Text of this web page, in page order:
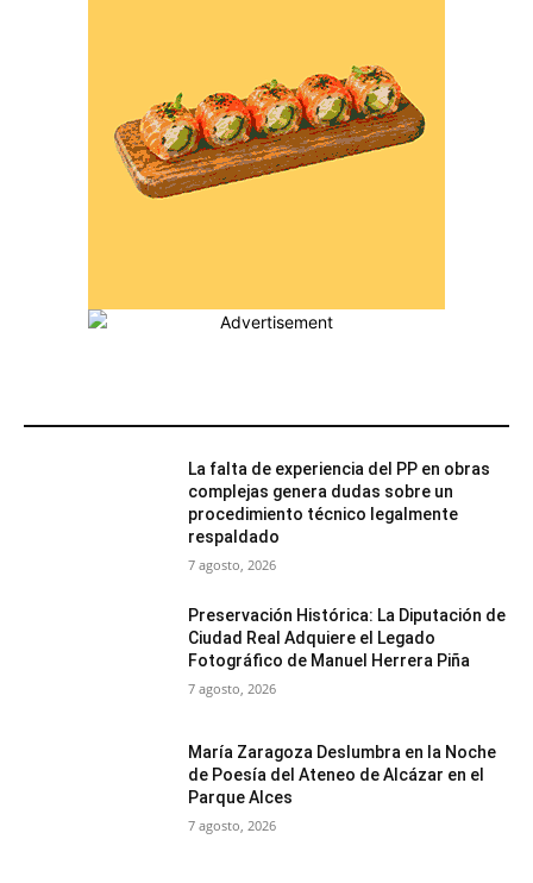
La falta de experiencia del PP en obras
complejas genera dudas sobre un
procedimiento técnico legalmente
respaldado
7 agosto, 2026
Preservación Histórica: La Diputación de
Ciudad Real Adquiere el Legado
Fotográfico de Manuel Herrera Piña
7 agosto, 2026
María Zaragoza Deslumbra en la Noche
de Poesía del Ateneo de Alcázar en el
Parque Alces
7 agosto, 2026